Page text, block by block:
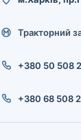
Тракторний
+380 50 508
+380 68 508